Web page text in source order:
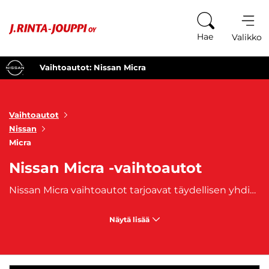
Hae Valikko
Vaihtoautot: Nissan Micra
Vaihtoautot
Nissan
Micra
Nissan Micra -vaihtoautot
Nissan Micra vaihtoautot tarjoavat täydellisen yhdistelmän kompaktia kokoa, ketteryyttä ja modernia muotoilua. Tämä viisiovinen kaupunkiauto on tunnettu käytännöllisyydestään ja luotettavuudestaan, tehden siitä erinomaisen vaihtoehdon niin aloitteleville kuljettajille kuin niille, jotka tarvitsevat näppärän auton päivittäiseen ajoon. Micran rohkea ja persoonallinen ulkonäkö, jossa korostuvat sen pyöristetyt linjat ja tyylikäs etusäleikkö, tekee siitä erottuvan tien päällä. Nissan Micra vaihtoautot tarjoavat yllättävän tilavat sisätilat ja mukavan ajoasennon, vaikka auto on ulkomitoiltaan kompakti. Auton teknologia ja varusteet, kuten kosketusnäyttö, peruutuskamera ja monipuoliset turvajärjestelmät, tekevät ajamisesta helppoa ja turvallista. Polttoainetaloudellisuutensa ansiosta Nissan Micra on myös erinomainen valinta niille, jotka haluavat pitää ajokustannukset alhaisina. Nissan Micra vaihtoautot sopivat erityisesti kaupunkilaisille ja niille, jotka arvostavat pientä mutta monikäyttöistä autoa. Se on täydellinen auto päivittäisiin ajotarpeisiin, kuten työmatkoille tai ostoksille, ja se tarjoaa erinomaista vastinetta rahalle. J. Rinta-Joupilta. Autoihin on saatavilla edullinen
Näytä lisää